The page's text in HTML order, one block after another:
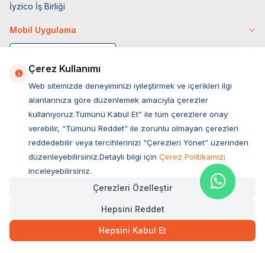
161,00TL Hızlı Teslimat
SEPETE EKLE
İyzico İş Birliği
Mobil Uygulama
Müşteri Hizmetleri
Sıkça Sorulan Sorular
Ovacık Mah. Hacıoğlu Sok. No:13 Başiskele / KOCAELİ
Müşteri Destek Hattı
Çerez Kullanımı
Web sitemizde deneyiminizi iyileştirmek ve içerikleri ilgi
alanlarınıza göre düzenlemek amacıyla çerezler
kullanıyoruz.Tümünü Kabul Et” ile tüm çerezlere onay
verebilir, “Tümünü Reddet” ile zorunlu olmayan çerezleri
reddedebilir veya tercihlerinizi “Çerezleri Yönet” üzerinden
düzenleyebilirsiniz.Detaylı bilgi için Çerez Politikamızı
inceleyebilirsiniz.
Çerezleri Özelleştir
Hepsini Reddet
Hepsini Kabul Et